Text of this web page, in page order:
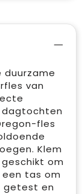
van
fles
Klem
om
tas om
getest en